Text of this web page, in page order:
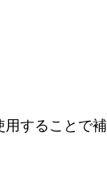
用することで補